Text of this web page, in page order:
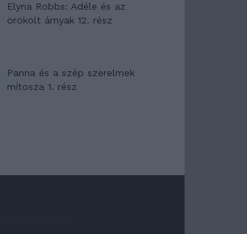
Elyna Robbs: Adéle és az
örökölt árnyak 12. rész
Panna és a szép szerelmek
mítosza 1. rész